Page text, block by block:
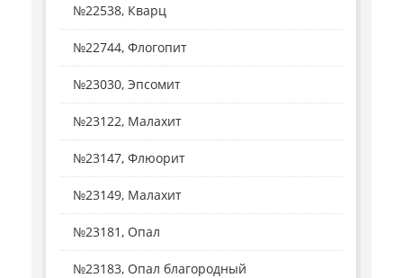
№22538, Кварц
№22744, Флогопит
№23030, Эпсомит
№23122, Малахит
№23147, Флюорит
№23149, Малахит
№23181, Опал
№23183, Опал благородный